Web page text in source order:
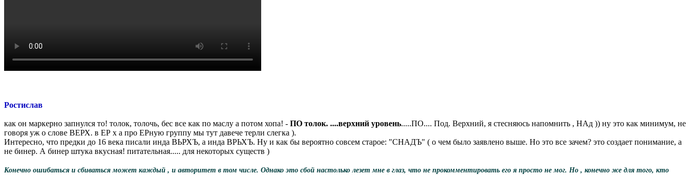
Ростислав
как он маркерно запнулся то! толок, толочь, бес все как по маслу а потом хопа! - ПО толок. ....верхний уровень.....ПО.... Под. Верхний, я стесняюсь напомнить , НАд )) ну это как минимум, не
говоря уж о слове ВЕРХ. в ЕР х а про ЕРную группу мы тут давече терли слегка ).
Интересно, что предки до 16 века писали инда ВЬРХЪ, а инда ВРЬХЪ. Ну и как бы вероятно совсем старое: "СНАДЪ" ( о чем было заявлено выше. Но это все зачем? это создает понимание, а
не бинер. А бинер штука вкусная! питательная..... для некоторых существ )
Конечно ошибаться и сбиваться может каждый , и авторитет в том числе. Однако это сбой настолько лезет мне в глаз, что не прокомментировать его я просто не мог. Но , конечно же для того, кто